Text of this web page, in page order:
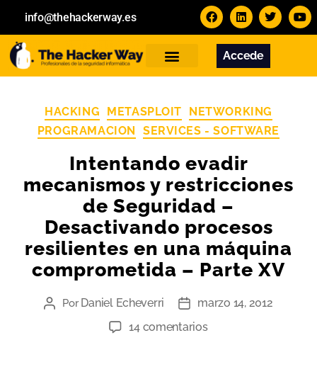
info@thehackerway.es
Accede
HACKING METASPLOIT
NETWORKING
PROGRAMACION
SERVICES - SOFTWARE
Intentando evadir
mecanismos y restricciones
de Seguridad –
Desactivando procesos
resilientes en una máquina
comprometida – Parte XV
Por Daniel Echeverri
marzo 14, 2012
14 comentarios